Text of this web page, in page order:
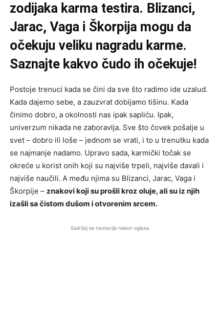
zodijaka karma testira. Blizanci,
Jarac, Vaga i Škorpija mogu da
očekuju veliku nagradu karme.
Saznajte kakvo čudo ih očekuje!
Postoje trenuci kada se čini da sve što radimo ide uzalud.
Kada dajemo sebe, a zauzvrat dobijamo tišinu. Kada
činimo dobro, a okolnosti nas ipak sapliću. Ipak,
univerzum nikada ne zaboravlja. Sve što čovek pošalje u
svet – dobro ili loše – jednom se vrati, i to u trenutku kada
se najmanje nadamo. Upravo sada, karmički točak se
okreće u korist onih koji su najviše trpeli, najviše davali i
najviše naučili. A među njima su Blizanci, Jarac, Vaga i
Škorpije – znakovi koji su prošli kroz oluje, ali su iz njih
izašli sa čistom dušom i otvorenim srcem.
Sadržaj se nastavlja nakon oglasa